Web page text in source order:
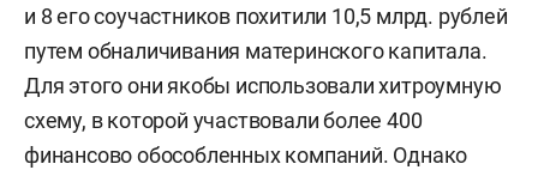
и 8 его соучастников похитили 10,5 млрд. рублей
путем обналичивания материнского капитала.
Для этого они якобы использовали хитроумную
схему, в которой участвовали более 400
финансово обособленных компаний. Однако